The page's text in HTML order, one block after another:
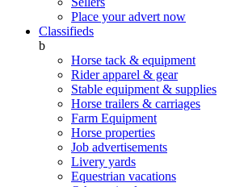
Place your advert now
Classifieds
b
Horse tack & equipment
Rider apparel & gear
Stable equipment & supplies
Horse trailers & carriages
Farm Equipment
Horse properties
Job advertisements
Livery yards
Equestrian vacations